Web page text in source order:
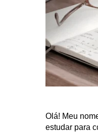
Olá! Meu
estudar para